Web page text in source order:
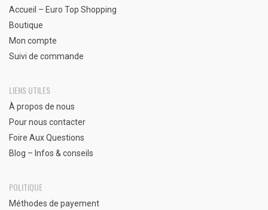
Accueil – Euro Top Shopping
Boutique
Mon compte
Suivi de commande
LIENS UTILES
À propos de nous
Pour nous contacter
Foire Aux Questions
Blog – Infos & conseils
POLITIQUE
Méthodes de payement